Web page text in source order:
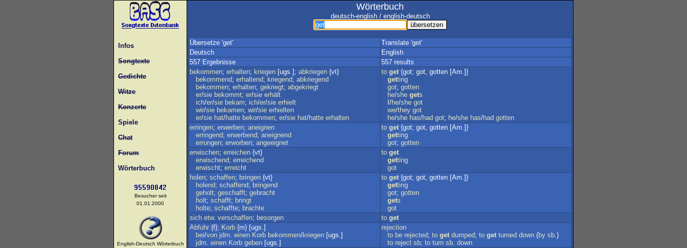
Infos
Songtexte
Gedichte
Witze
Konzerte
Spiele
Chat
Forum
Wörterbuch
Besucher seit
01.01.2000
English-Deutsch Wörterbuch
Wörterbuch
deutsch-english / english-deutsch
Übersetze 'get'
Translate 'get'
Deutsch
English
557 Ergebnisse
557 results
bekommen; erhalten; kriegen [ugs.]; abkriegen {vt}
bekommend; erhaltend; kriegend; abkriegend
bekommen; erhalten; gekriegt; abgekriegt
er/sie bekommt; er/sie erhält
ich/er/sie bekam; ich/er/sie erhielt
wir/sie bekamen; wir/sie erhielten
er/sie hat/hatte bekommen; er/sie hat/hatte erhalten
to get {got; got, gotten [Am.]}
getting
got; gotten
he/she gets
I/he/she got
we/they got
he/she has/had got; he/she has/had gotten
erringen; erwerben; aneignen
erringend; erwerbend; aneignend
errungen; erworben; angeeignet
to get {got; got, gotten [Am.]}
getting
got; gotten
erwischen; erreichen {vt}
erwischend; erreichend
erwischt; erreicht
to get
getting
got
holen; schaffen; bringen {vt}
holend; schaffend; bringend
geholt; geschafft; gebracht
holt; schafft; bringt
holte; schaffte; brachte
to get {got; got, gotten [Am.]}
getting
got; gotten
gets
got
sich etw. verschaffen; besorgen to get
Abfuhr {f}; Korb {m} [ugs.]
bei/von jdm. einen Korb bekommen/kriegen [ugs.]
jdm. einen Korb geben [ugs.]
rejection
to be rejected; to get dumped; to get turned down (by sb.)
to reject sb; to turn sb. down